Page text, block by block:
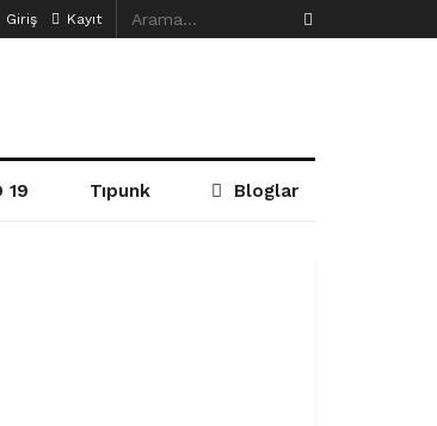
Giriş Kayıt
19 Tıpunk Bloglar